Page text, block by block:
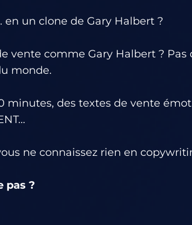
en un clone de Gary Halbert ?
vente comme Gary Halbert ? Pas
monde.
minutes, des textes de vente
ne connaissez rien en
pas ?